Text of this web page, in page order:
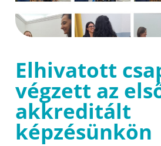
Elhivatott
végzett az
akkreditált
képzésünkön